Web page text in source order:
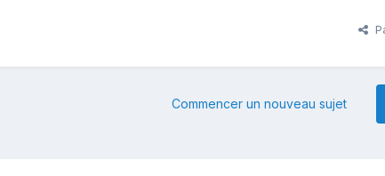
Commencer un nouveau sujet